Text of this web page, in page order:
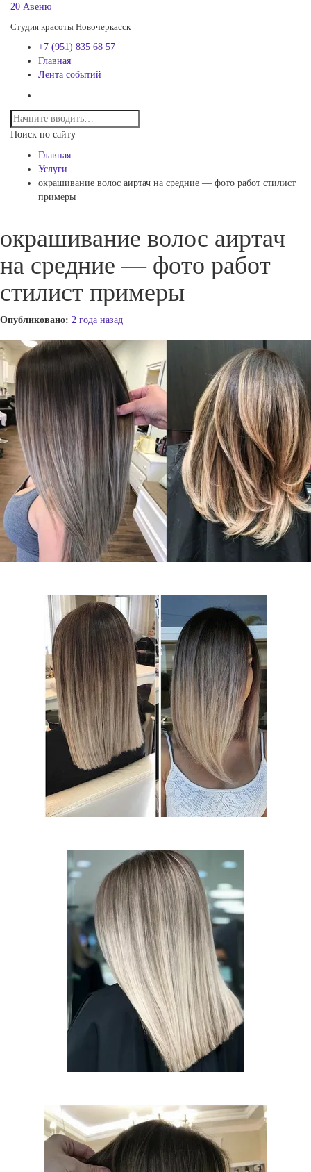
20 Авеню
Студия красоты Новочеркасск
+7 (951) 835 68 57
Главная
Лента событий
Поиск по сайту
Главная
Услуги
окрашивание волос аиртач на средние — фото работ стилист
примеры
окрашивание волос аиртач
на средние — фото работ
стилист примеры
Опубликовано: 2 года назад